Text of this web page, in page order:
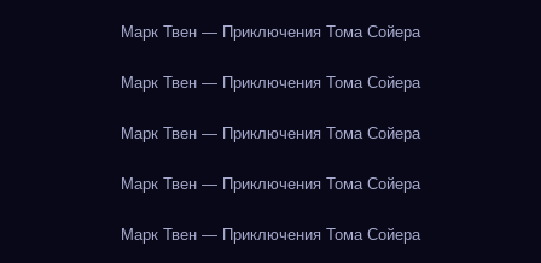
Марк Твен — Приключения Тома Сойера
Марк Твен — Приключения Тома Сойера
Марк Твен — Приключения Тома Сойера
Марк Твен — Приключения Тома Сойера
Марк Твен — Приключения Тома Сойера